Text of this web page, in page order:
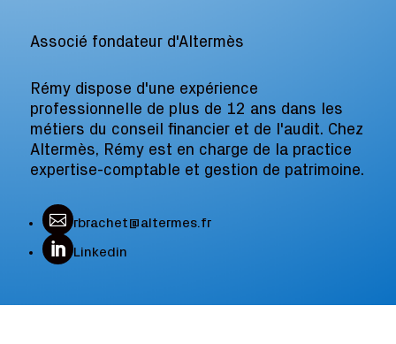
Associé fondateur d'Altermès
Rémy dispose d'une expérience
professionnelle de plus de 12 ans dans les
métiers du conseil financier et de l'audit. Chez
Altermès, Rémy est en charge de la practice
expertise-comptable et gestion de patrimoine.
 rbrachet@altermes.fr
 Linkedin